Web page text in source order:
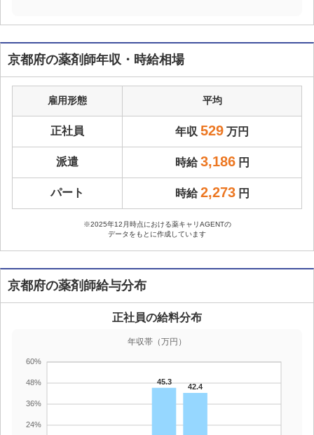
京都府の薬剤師年収・時給相場
雇用形態 平均
正社員 年収 529 万円
派遣 時給 3,186 円
パート 時給 2,273 円
※2025年12月時点における薬キャリAGENTの
データをもとに作成しています
京都府の薬剤師給与分布
正社員の給料分布
年収帯（万円）